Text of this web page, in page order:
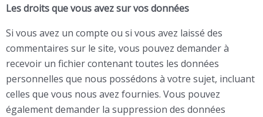
Les droits que vous avez sur vos données
Si vous avez un compte ou si vous avez laissé des
commentaires sur le site, vous pouvez demander à
recevoir un fichier contenant toutes les données
personnelles que nous possédons à votre sujet, incluant
celles que vous nous avez fournies. Vous pouvez
également demander la suppression des données